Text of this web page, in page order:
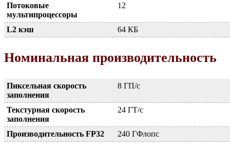
Потоковые
мультипроцессоры
12
L2 кэш 64 КБ
Номинальная производительность
Пиксельная скорость
заполнения
8 ГП/с
Текстурная скорость
заполнения
24 ГТ/с
Производительность FP32 240 ГФлопс